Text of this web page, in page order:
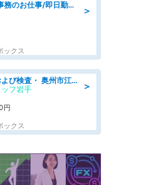
＞
経理/病院での経理事務のお仕事/即日勤務可/車通勤可/経理/一般事務
ックス
＞
製品の梱包・組立および検査・ 奥州市江刺/大手企業で長期安定 梱包・検査・組立/半年経過毎に5万円の報奨金有
フ岩手
円
ックス